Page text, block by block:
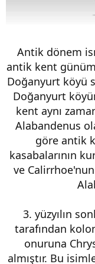
Antik dönem
antik kent
Doğanyurt köyü
Doğanyurt
kent aynı
Alabandenus
göre antik
kasabalarının
ve
3. yüzyılın
tarafından
onuruna
almıştır. Bu